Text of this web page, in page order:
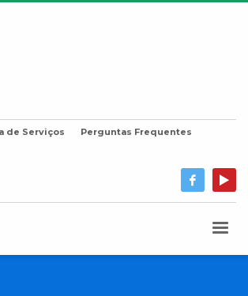
de Serviços
Perguntas Frequentes